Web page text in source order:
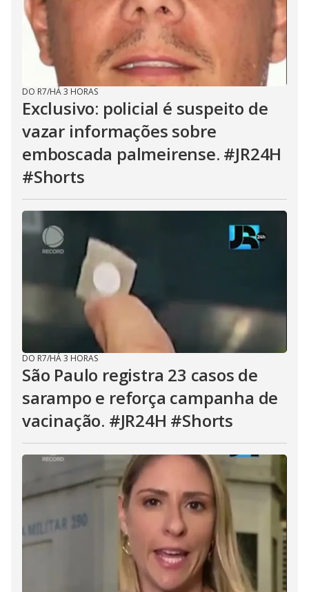
DO R7/HÁ 3 HORAS
Exclusivo: policial é suspeito de
vazar informações sobre
emboscada palmeirense. #JR24H
#Shorts
DO R7/HÁ 3 HORAS
São Paulo registra 23 casos de
sarampo e reforça campanha de
vacinação. #JR24H #Shorts